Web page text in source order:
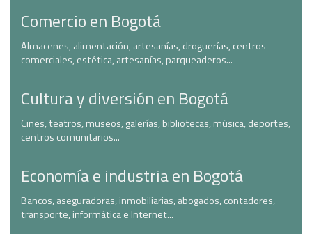
Comercio en Bogotá
Almacenes, alimentación, artesanías, droguerías, centros
comerciales, estética, artesanías, parqueaderos...
Cultura y diversión en Bogotá
Cines, teatros, museos, galerías, bibliotecas, música, deportes,
centros comunitarios...
Economía e industria en Bogotá
Bancos, aseguradoras, inmobiliarias, abogados, contadores,
transporte, informática e Internet...